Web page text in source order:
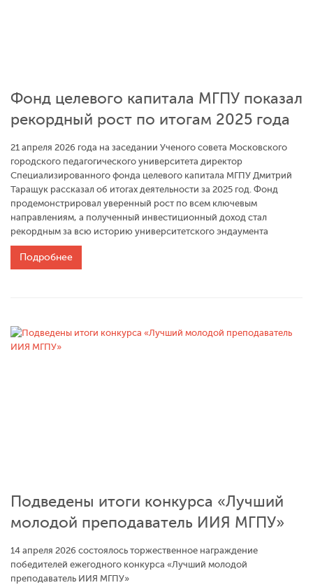
Фонд целевого капитала МГПУ показал
рекордный рост по итогам 2025 года
21 апреля 2026 года на заседании Ученого совета Московского
городского педагогического университета директор
Специализированного фонда целевого капитала МГПУ Дмитрий
Таращук рассказал об итогах деятельности за 2025 год. Фонд
продемонстрировал уверенный рост по всем ключевым
направлениям, а полученный инвестиционный доход стал
рекордным за всю историю университетского эндаумента
Подробнее
Подведены итоги конкурса «Лучший
молодой преподаватель ИИЯ МГПУ»
14 апреля 2026 состоялось торжественное награждение
победителей ежегодного конкурса «Лучший молодой
преподаватель ИИЯ МГПУ»